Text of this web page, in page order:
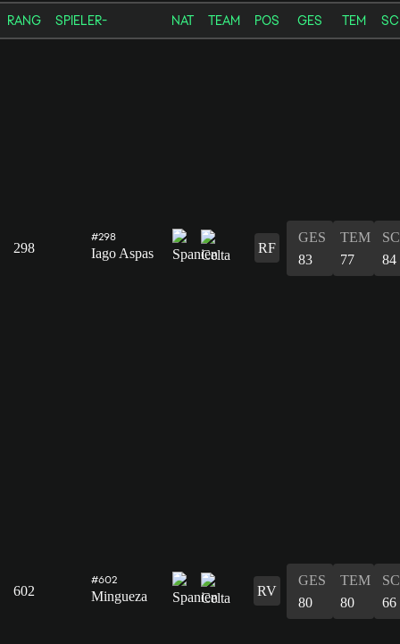
RANG SPIELER- NAT TEAM POS GES TEM
298
#298
Iago Aspas RF
GES
83
TEM
77
84
602
#602
Mingueza RV
GES
80
TEM
80
66